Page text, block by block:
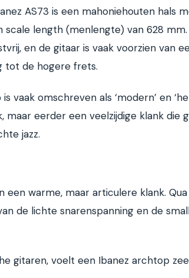
AS73 is een mahoniehouten hals
scale length (menlengte) van 628
en de gitaar is vaak voorzien van
tot de hogere frets.
vaak omschreven als ‘modern’ en
maar eerder een veelzijdige klank die
jazz.
een warme, maar articulere klank. Qua
de lichte snarenspanning en de
gitaren, voelt een Ibanez archtop